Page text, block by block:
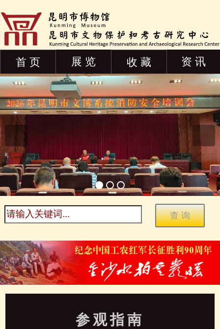
首 页 展 览 收 藏 资 讯
参观指南